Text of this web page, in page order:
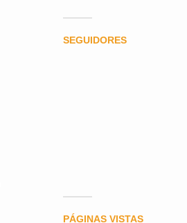
SEGUIDORES
PÁGINAS VISTAS